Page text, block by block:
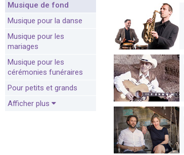
Musique de fond
Musique pour la danse
Musique pour les
mariages
Musique pour les
cérémonies funéraires
Pour petits et grands
Afficher plus